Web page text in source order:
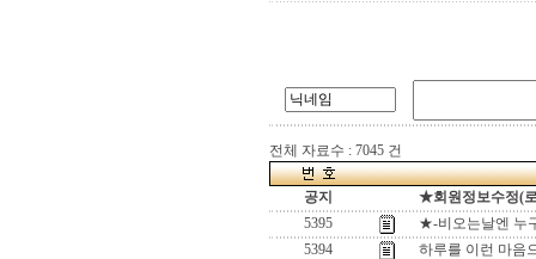
전체 자료수 : 7045 건
공지
★회원정보수정(
5395
★-비오는날엔 누
5394
하루를 이런 마음